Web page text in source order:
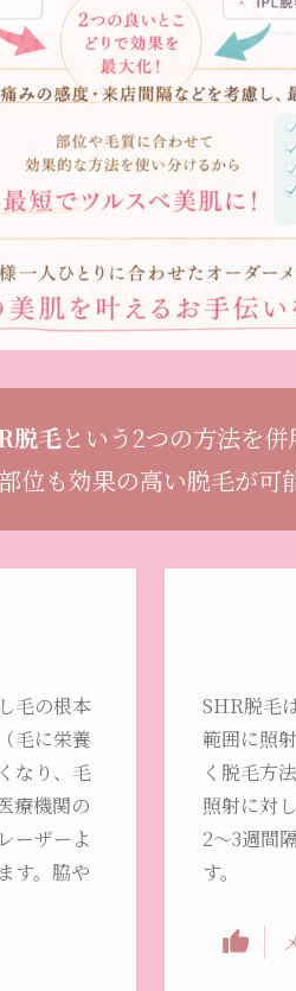
脱毛という2つの方法を併
位も効果の高い脱毛が可
毛の根本
毛に栄養
なり、毛
療機関の
ーザーよ
す。脇や
SHR脱毛
範囲に照
く脱毛方
照射に対
2～3週間
す。